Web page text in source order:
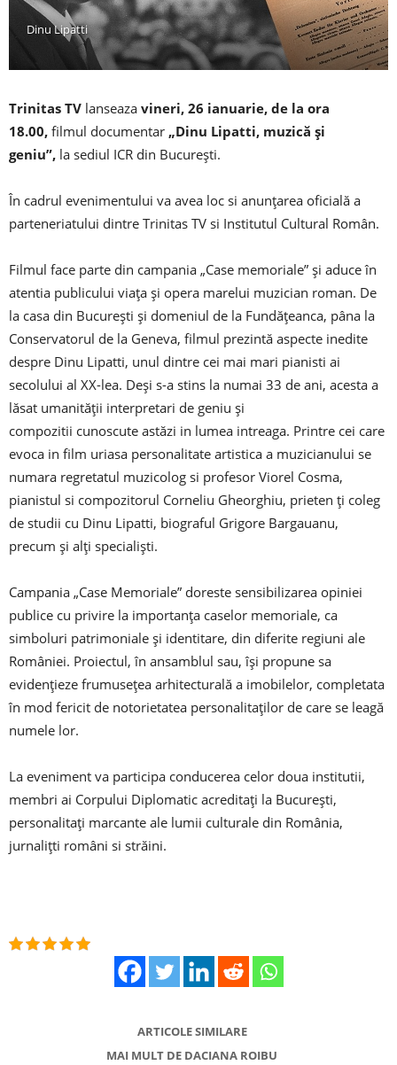
Dinu Lipatti
Trinitas TV lanseaza vineri, 26 ianuarie, de la ora
18.00, filmul documentar „Dinu Lipatti, muzică și
geniu”, la sediul ICR din București.
În cadrul evenimentului va avea loc si anunțarea oficială a
parteneriatului dintre Trinitas TV si Institutul Cultural Român.
Filmul face parte din campania „Case memoriale” și aduce în
atentia publicului viața și opera marelui muzician roman. De
la casa din București și domeniul de la Fundățeanca, pâna la
Conservatorul de la Geneva, filmul prezintă aspecte inedite
despre Dinu Lipatti, unul dintre cei mai mari pianisti ai
secolului al XX-lea. Deși s-a stins la numai 33 de ani, acesta a
lăsat umanității interpretari de geniu și
compozitii cunoscute astăzi in lumea intreaga. Printre cei care
evoca in film uriasa personalitate artistica a muzicianului se
numara regretatul muzicolog si profesor Viorel Cosma,
pianistul si compozitorul Corneliu Gheorghiu, prieten ți coleg
de studii cu Dinu Lipatti, biograful Grigore Bargauanu,
precum și alți specialiști.
Campania „Case Memoriale” doreste sensibilizarea opiniei
publice cu privire la importanța caselor memoriale, ca
simboluri patrimoniale și identitare, din diferite regiuni ale
României. Proiectul, în ansamblul sau, își propune sa
evidențieze frumusețea arhitecturală a imobilelor, completata
în mod fericit de notorietatea personalitaților de care se leagă
numele lor.
La eveniment va participa conducerea celor doua institutii,
membri ai Corpului Diplomatic acreditați la București,
personalitați marcante ale lumii culturale din România,
jurnalițti români si străini.
ARTICOLE SIMILARE
MAI MULT DE DACIANA ROIBU